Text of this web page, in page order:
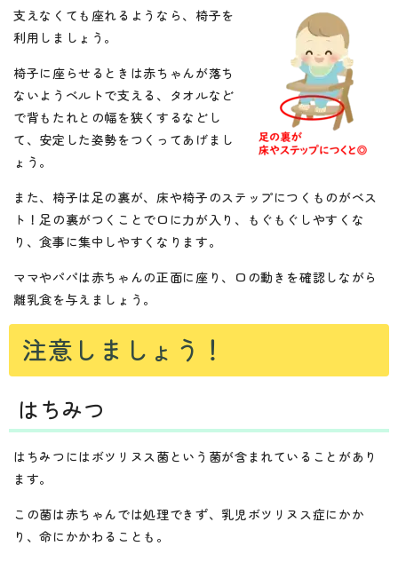
支えなくても座れるようなら、椅子を
利用しましょう。
椅子に座らせるときは赤ちゃんが落ち
ないようベルトで支える、タオルなど
で背もたれとの幅を狭くするなどし
て、安定した姿勢をつくってあげまし
ょう。
また、椅子は足の裏が、床や椅子のステップにつくものがベス
ト！足の裏がつくことで口に力が入り、もぐもぐしやすくな
り、食事に集中しやすくなります。
ママやパパは赤ちゃんの正面に座り、口の動きを確認しながら
離乳食を与えましょう。
注意しましょう！
はちみつ
はちみつにはボツリヌス菌という菌が含まれていることがあり
ます。
この菌は赤ちゃんでは処理できず、乳児ボツリヌス症にかか
り、命にかかわることも。